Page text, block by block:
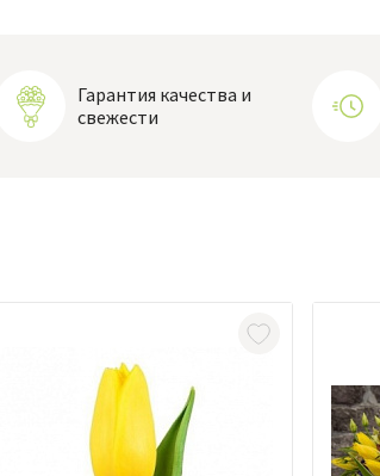
Гарантия качества и
свежести